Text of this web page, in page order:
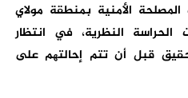
الأمنیة بمنطقة مولاي
النظریة، في انتظار
قبل أن تتم إحالتھم على